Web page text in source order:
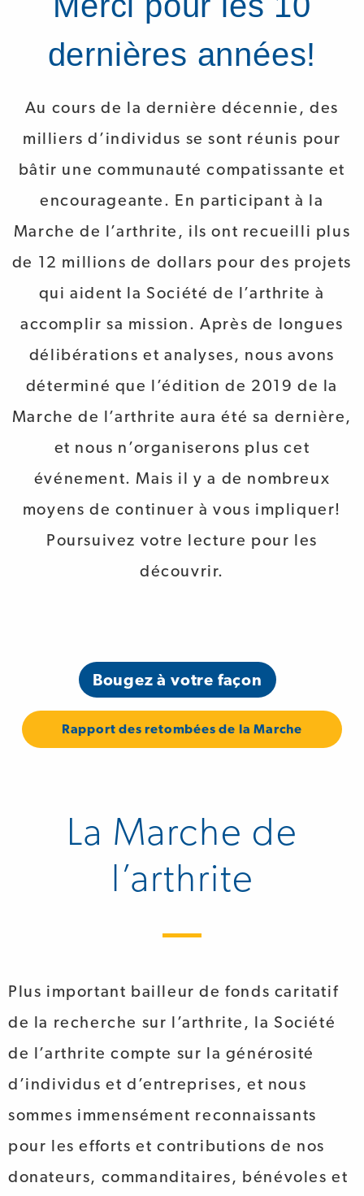
dernières années!
Au cours de la dernière décennie, des
milliers d’individus se sont réunis pour
bâtir une communauté compatissante et
encourageante. En participant à la
Marche de l’arthrite, ils ont recueilli plus
de 12 millions de dollars pour des projets
qui aident la Société de l’arthrite à
accomplir sa mission. Après de longues
délibérations et analyses, nous avons
déterminé que l’édition de 2019 de la
Marche de l’arthrite aura été sa dernière,
et nous n’organiserons plus cet
événement. Mais il y a de nombreux
moyens de continuer à vous impliquer!
Poursuivez votre lecture pour les
découvrir.
Bougez à votre façon
Rapport des retombées de la Marche
La Marche de
l’arthrite
Plus important bailleur de fonds caritatif
de la recherche sur l’arthrite, la Société
de l’arthrite compte sur la générosité
d’individus et d’entreprises, et nous
sommes immensément reconnaissants
pour les efforts et contributions de nos
donateurs, commanditaires, bénévoles et